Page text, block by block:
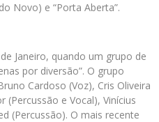
Novo) e “Porta Aberta”.
Janeiro, quando um grupo de
por diversão”. O grupo
Cardoso (Voz), Cris Oliveira
(Percussão e Vocal), Vinícius
(Percussão). O mais recente